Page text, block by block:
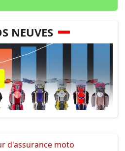
NEUVES
d'assurance moto